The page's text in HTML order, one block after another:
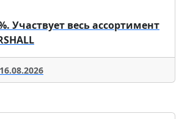
Участвует весь ассортимент
16.08.2026